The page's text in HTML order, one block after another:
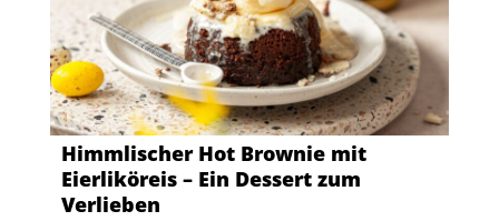
Himmlischer Hot Brownie mit
Eierliköreis – Ein Dessert zum
Verlieben